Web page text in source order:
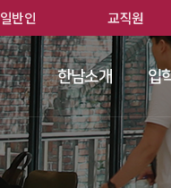
한
한남소개 입
일반인 교직원